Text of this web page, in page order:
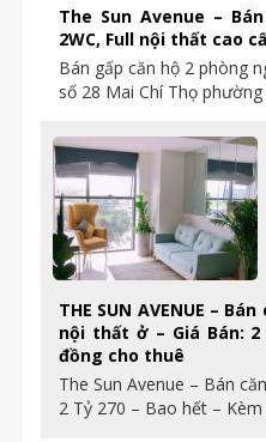
The Sun Avenue –
2WC, Full nội thất cao
Bán gấp căn hộ 2 phòng
số 28 Mai Chí Thọ
THE SUN AVENUE –
nội thất ở – Giá Bán:
đồng cho thuê
The Sun Avenue – Bán
2 Tỷ 270 – Bao hết –